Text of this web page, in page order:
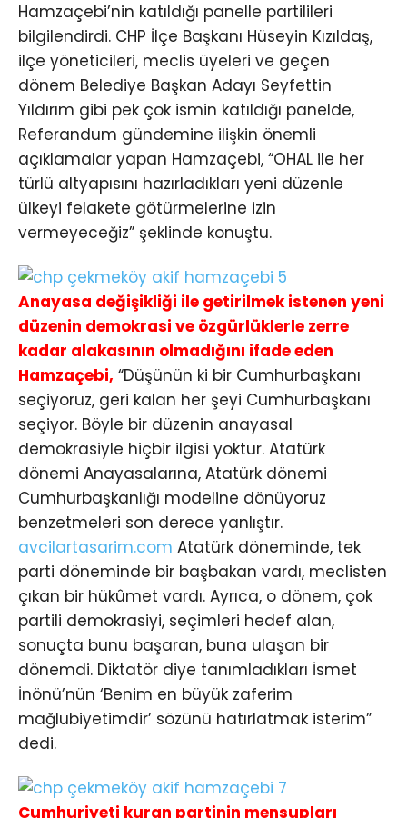
Hamzaçebi’nin katıldığı panelle partilileri
bilgilendirdi. CHP İlçe Başkanı Hüseyin Kızıldaş,
ilçe yöneticileri, meclis üyeleri ve geçen
dönem Belediye Başkan Adayı Seyfettin
Yıldırım gibi pek çok ismin katıldığı panelde,
Referandum gündemine ilişkin önemli
açıklamalar yapan Hamzaçebi, “OHAL ile her
türlü altyapısını hazırladıkları yeni düzenle
ülkeyi felakete götürmelerine izin
vermeyeceğiz” şeklinde konuştu.
Anayasa değişikliği ile getirilmek istenen yeni
düzenin demokrasi ve özgürlüklerle zerre
kadar alakasının olmadığını ifade eden
Hamzaçebi, “Düşünün ki bir Cumhurbaşkanı
seçiyoruz, geri kalan her şeyi Cumhurbaşkanı
seçiyor. Böyle bir düzenin anayasal
demokrasiyle hiçbir ilgisi yoktur. Atatürk
dönemi Anayasalarına, Atatürk dönemi
Cumhurbaşkanlığı modeline dönüyoruz
benzetmeleri son derece yanlıştır.
avcilartasarim.com Atatürk döneminde, tek
parti döneminde bir başbakan vardı, meclisten
çıkan bir hükûmet vardı. Ayrıca, o dönem, çok
partili demokrasiyi, seçimleri hedef alan,
sonuçta bunu başaran, buna ulaşan bir
dönemdi. Diktatör diye tanımladıkları İsmet
İnönü’nün ‘Benim en büyük zaferim
mağlubiyetimdir’ sözünü hatırlatmak isterim”
dedi.
Cumhuriyeti kuran partinin mensupları